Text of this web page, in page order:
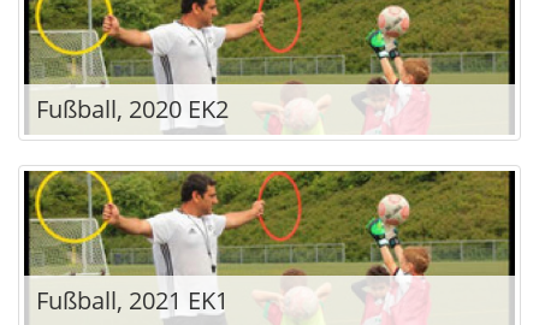
Fußball, 2020 EK2
Fußball, 2021 EK1